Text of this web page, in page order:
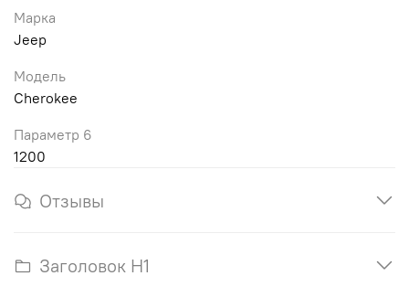
Марка
Jeep
Модель
Cherokee
Параметр 6
1200
Отзывы
Заголовок H1